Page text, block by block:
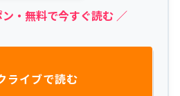
・無料で今すぐ読む ／
ライブで読む